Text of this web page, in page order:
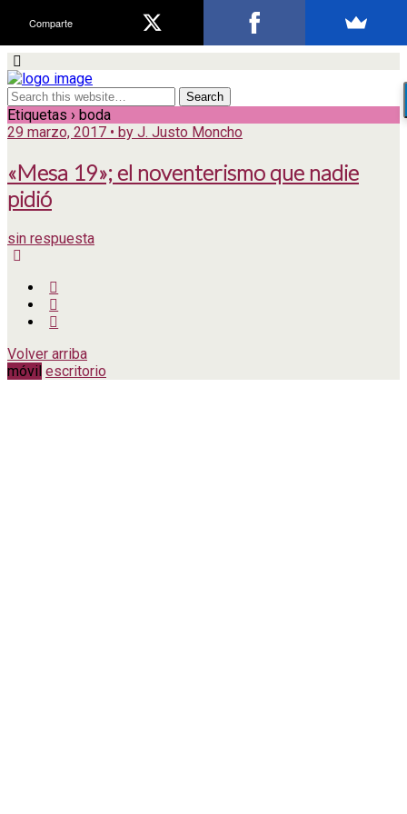
Etiquetas › boda
29 marzo, 2017 • by J. Justo Moncho
«Mesa 19»; el noventerismo que nadie
pidió
sin respuesta
Volver arriba
móvil escritorio
Comparte